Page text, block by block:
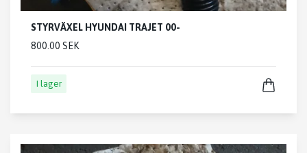
STYRVÄXEL HYUNDAI TRAJET 00-
800.00 SEK
I lager